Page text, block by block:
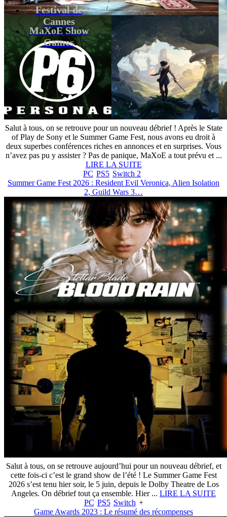
Festival de
Cannes
MaXoE Show
Games
Salut à tous, on se retrouve pour un nouveau débrief ! Après le State
of Play de Sony et le Summer Game Fest, nous avons eu droit à
deux superbes conférences riches en annonces et en surprises. Vous
n’avez pas pu y assister ? Pas de panique, MaXoE a tout prévu et ...
LIRE LA SUITE
PC PS5 Switch 2
Summer Game Fest 2026 : Resident Evil Veronica, Alien Isolation
2, Guild Wars 3…
Salut à tous, on se retrouve aujourd’hui pour un nouveau débrief, et
cette fois-ci c’est le grand show de l’été ! Le Summer Game Fest
2026 s’est tenu hier soir, le 5 juin, depuis le Dolby Theatre de Los
Angeles. On débrief tout ça ensemble. Hier ... LIRE LA SUITE
PC PS5 Switch +
Game Awards 2023 : Le résumé des récompenses